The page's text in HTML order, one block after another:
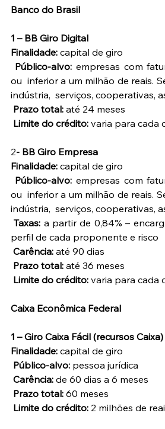
Banco do Brasil
1 – BB Giro Digital
Finalidade: capital de giro
Público-alvo: empresas com
ou  inferior a um milhão de reais.
indústria,  serviços, cooperativas,
Prazo total: até 24 meses
Limite do crédito: varia para cada
2- BB Giro Empresa
Finalidade: capital de giro
Público-alvo: empresas com
ou  inferior a um milhão de reais.
indústria,  serviços, cooperativas,
Taxas: a partir de 0,84% –
perfil de cada proponente e risco
Carência: até 90 dias
Prazo total: até 36 meses
Limite do crédito: varia para cada
Caixa Econômica Federal
1 – Giro Caixa Fácil (recursos Caixa)
Finalidade: capital de giro
Público-alvo: pessoa jurídica
Carência: de 60 dias a 6 meses
Prazo total: 60 meses
Limite do crédito: 2 milhões de